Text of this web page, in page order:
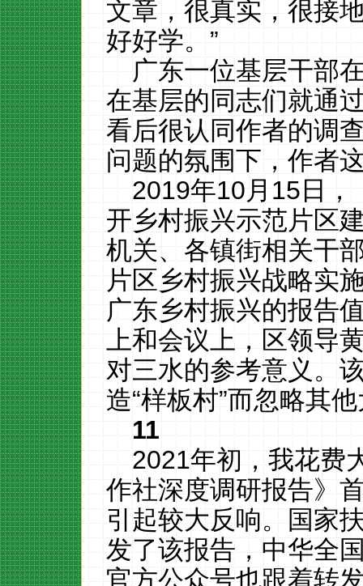
文章，很真实，很接
好好学。”
广东一位基层干部
在基层的同志们就通
看后很认同作者的调
问题的氛围下，作者
2019年10月15日，
开乡村振兴示范片区
机关、各镇街相关干
片区乡村振兴战略实
广东乡村振兴的报告
上和会议上，区领导
对三水的参考意义。
造“样板村”而忽略其
11
2021年初，我花费
作社深度调研报告》
引起较大反响。国家
发了该报告，中华全
官方公众号也跟着转